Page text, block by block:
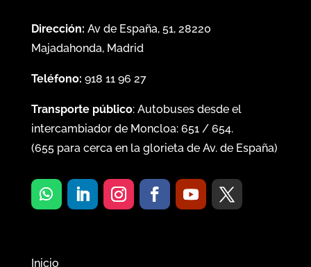
Dirección: Av de España, 51, 28220
Majadahonda, Madrid
Teléfono: 918 11 96 27
Transporte público: Autobuses desde el
intercambiador de Moncloa: 651/ 654.
(655para cerca en la glorieta de Av. de España)
Inicio